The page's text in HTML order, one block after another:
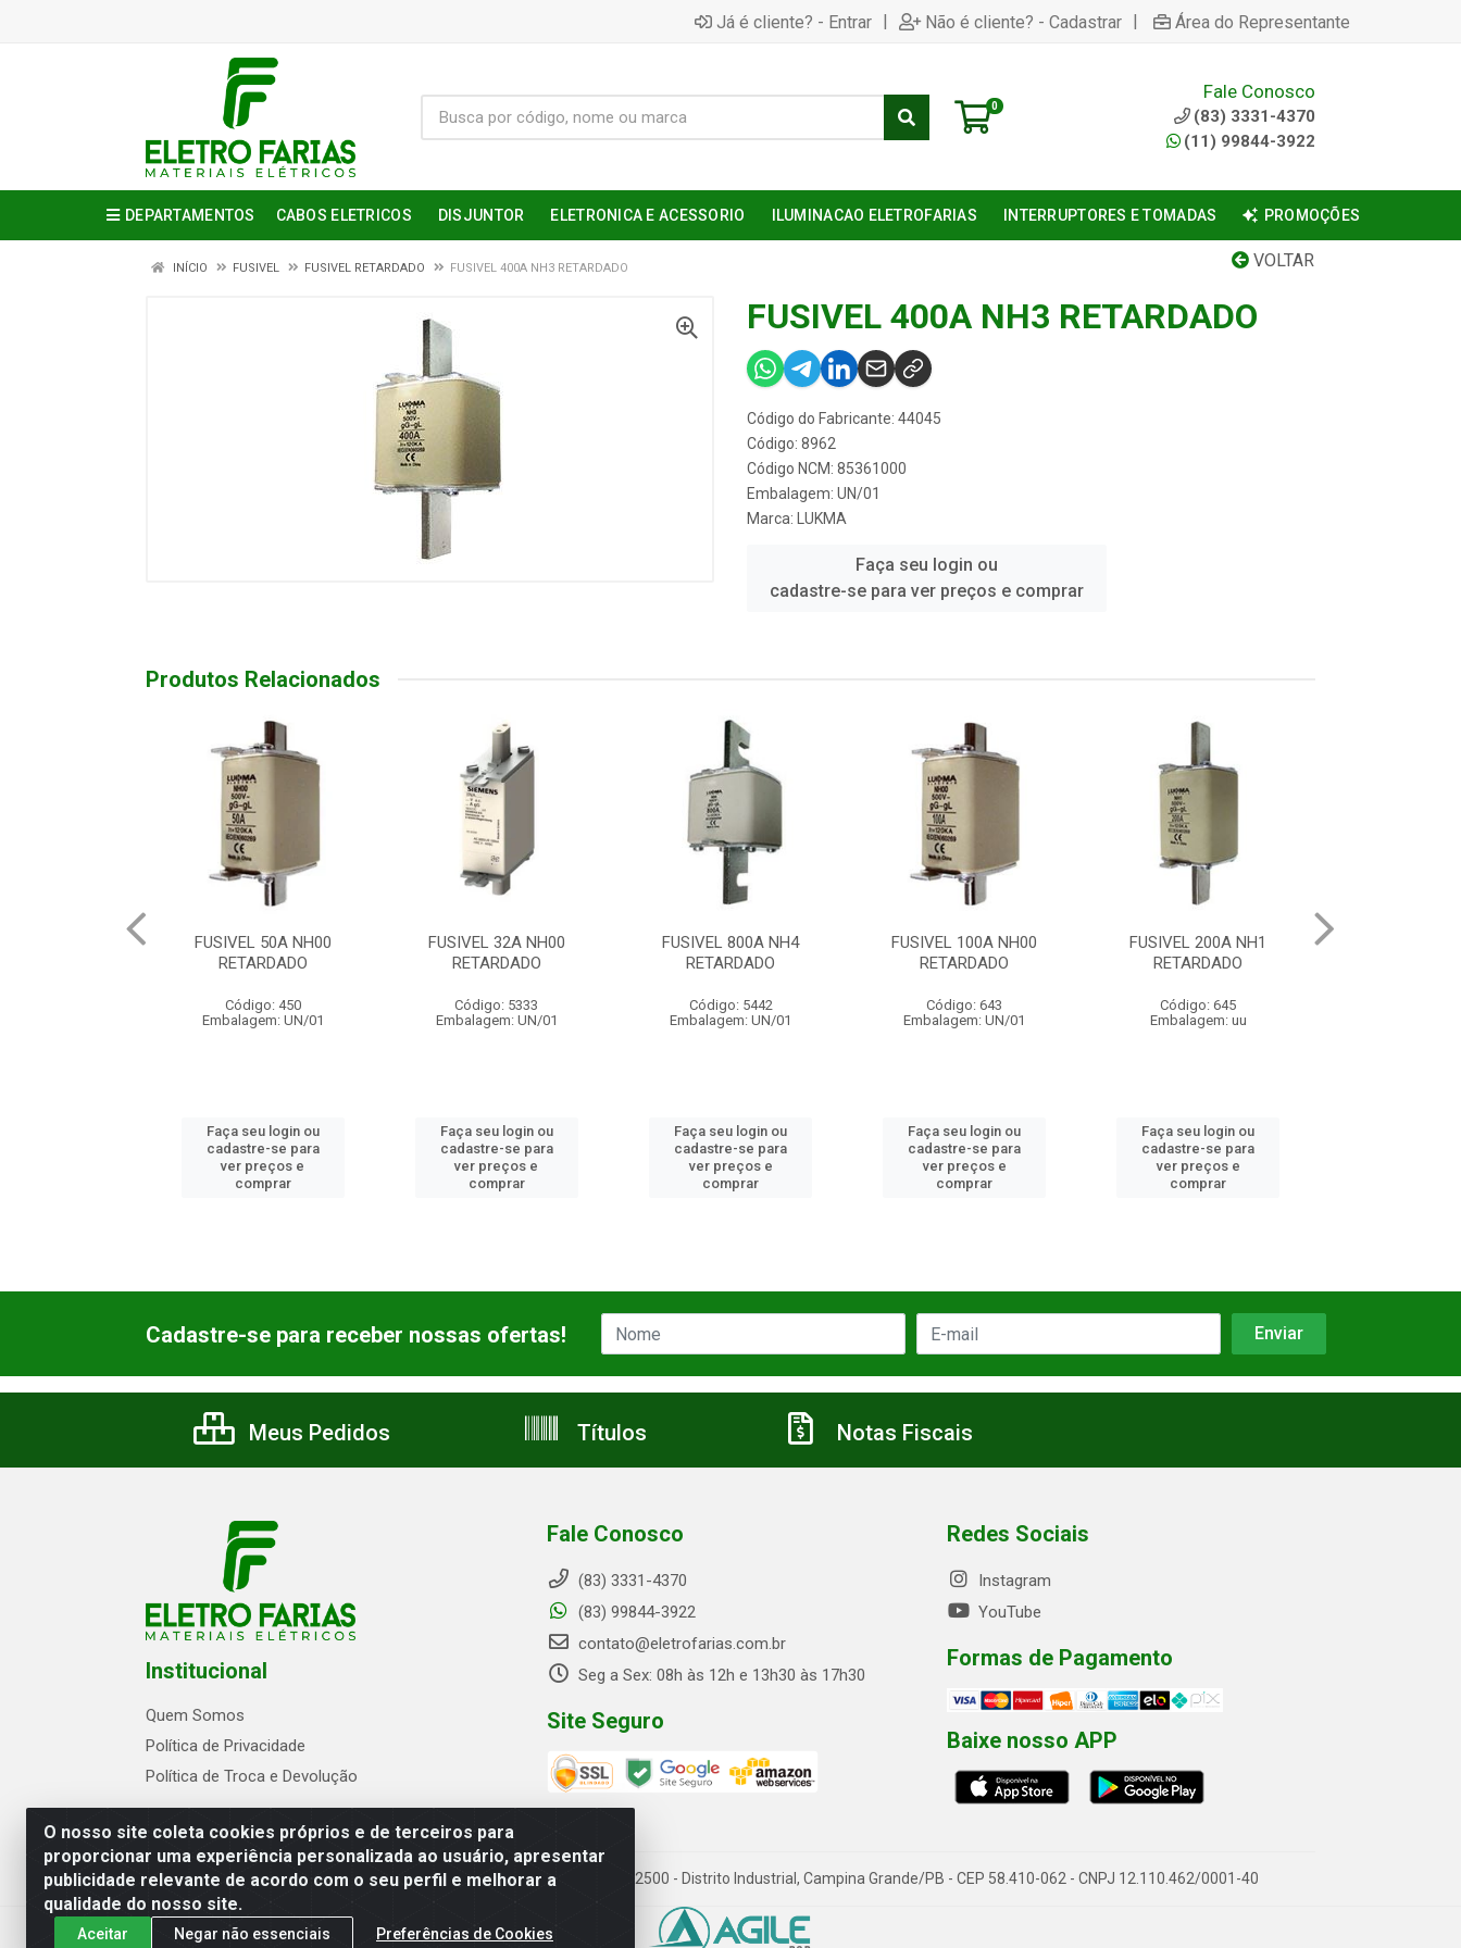
Já é cliente? - Entrar | Não é cliente? - Cadastrar | Área do Representante
0
Fale Conosco
(83) 3331-4370
(11) 99844-3922
DEPARTAMENTOS CABOS ELETRICOS DISJUNTOR ELETRONICA E ACESSORIO ILUMINACAO ELETROFARIAS INTERRUPTORES E TOMADAS PROMOÇÕES
VOLTAR
INÍCIO FUSIVEL FUSIVEL RETARDADO FUSIVEL 400A NH3 RETARDADO
FUSIVEL 400A NH3 RETARDADO
Código do Fabricante: 44045
Código: 8962
Código NCM: 85361000
Embalagem: UN/01
Marca:
LUKMA
Faça seu login ou
cadastre-se para ver preços e comprar
Produtos Relacionados
FUSIVEL 50A NH00
FUSIVEL 32A NH00
Embalagem: UN/01
Faça seu login ou
cadastre-se para
FUSIVEL 800A NH4
Embalagem: UN/01
Faça seu login ou
cadastre-se para
FUSIVEL 100A NH00
Embalagem: UN/01
Faça seu login ou
cadastre-se para
FUSIVEL 200A NH1
Embalagem: uu
Faça seu login ou
cadastre-se para
FUSIVEL 40A NH00
Embalagem: UN/01
Faça seu login ou
cadastre-se para
O nosso site coleta cookies próprios e de terceiros para
proporcionar uma experiência personalizada ao usuário, apresentar
publicidade relevante de acordo com o seu perfil e melhorar a
qualidade do nosso site.
Aceitar Negar não essenciais Preferências de Cookies
Cadastre-se para receber nossas ofertas!
Meus Pedidos Títulos Notas Fiscais
Institucional
Quem Somos
Política de Privacidade
Política de Troca e Devolução
Fale Conosco
(83) 3331-4370
(83) 99844-3922
contato@eletrofarias.com.br
Seg a Sex: 08h às 12h e 13h30 às 17h30
Site Seguro
Redes Sociais
Instagram
YouTube
Formas de Pagamento
Baixe nosso APP
Eletrofarias Materiais Eletricos - Av. Jorn. Assis Chateaubriand, 2500 - Distrito Industrial, Campina Grande/PB - CEP 58.410-062 - CNPJ 12.110.462/0001-40